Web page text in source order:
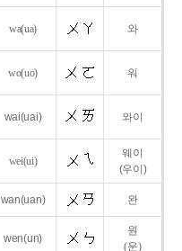
wa(ua) 와
wo(uo) 워
wai(uai) 와이
wei(ui)
웨이
(우이)
wan(uan) 완
wen(un)
원
(운)